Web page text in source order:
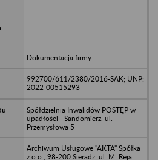
Dokumentacja firmy
992700/611/2380/2016-SAK; UNP:
2022-00515293
Spółdzielnia Inwalidów POSTĘP w
upadłości - Sandomierz, ul.
Przemysłowa 5
Archiwum Usługowe "AKTA" Spółka
z o.o., 98-200 Sieradz, ul. M. Reja